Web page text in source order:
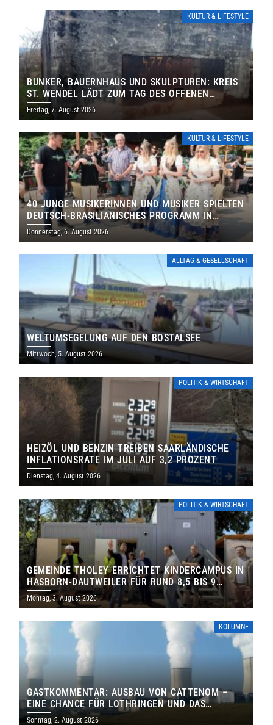
KULTUR & LIFESTYLE
BUNKER, BAUERNHAUS UND SKULPTUREN: KREIS
ST. WENDEL LÄDT ZUM TAG DES OFFENEN
DENKMALS EIN
Freitag, 7. August 2026
KULTUR & LIFESTYLE
40 JUNGE MUSIKERINNEN UND MUSIKER SPIELTEN
DEUTSCH-BRASILIANISCHES PROGRAMM IN
THOLEY
Donnerstag, 6. August 2026
ALLTAG & GESELLSCHAFT
WELTUMSEGELUNG AUF DEN BOSTALSEE
Mittwoch, 5. August 2026
POLITIK & WIRTSCHAFT
HEIZÖL UND BENZIN TREIBEN SAARLÄNDISCHE
INFLATIONSRATE IM JULI AUF 3,2 PROZENT
Dienstag, 4. August 2026
POLITIK & WIRTSCHAFT
GEMEINDE THOLEY ERRICHTET KINDERCAMPUS IN
HASBORN-DAUTWEILER FÜR RUND 8,5 BIS 9
MILLIONEN EURO
Montag, 3. August 2026
KOLUMNE
GASTKOMMENTAR: AUSBAU VON CATTENOM –
EINE CHANCE FÜR LOTHRINGEN UND DAS
SAARLAND
Sonntag, 2. August 2026